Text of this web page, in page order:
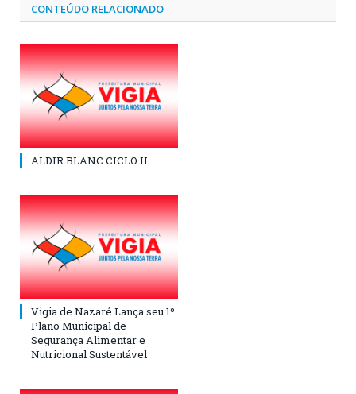
CONTEÚDO RELACIONADO
ALDIR BLANC CICLO II
Vigia de Nazaré Lança seu 1º
Plano Municipal de
Segurança Alimentar e
Nutricional Sustentável